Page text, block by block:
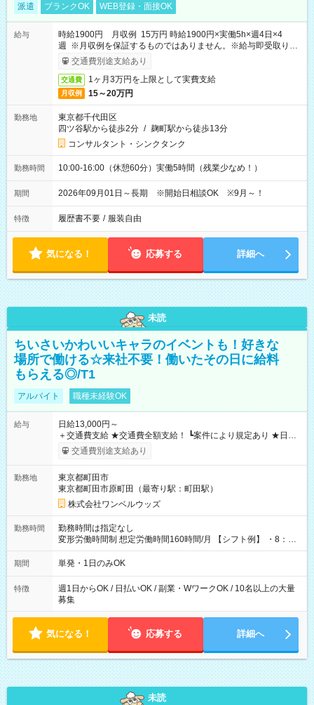
派遣 ブランクOK WEB登録・面接OK
給与
時給1900円 月収例 15万円 時給1900円×実働5h×週4日×4
週 ※月収例を保証するものではありません。※給与即受取りサ
ービス利用可（利用条件有）
交通費別途支給あり
交通費 1ヶ月3万円を上限として実費支給
月収例 15～20万円
勤務地
東京都千代田区
四ツ谷駅から徒歩2分 / 麹町駅から徒歩13分
コンサルタント・シンクタンク
勤務時間 10:00-16:00（休憩60分）実働5時間（残業少なめ！）
期間 2026年09月01日～長期 ※開始日相談OK ※9月～！
特徴 履歴書不要 / 服装自由
気になる！ 応募する 詳細へ
未読
ちいさいかわいいキャラのイベントも！好きな
場所で働ける☆来社不要！働いたその日に給料
もらえる◎/T1
アルバイト 職種未経験OK
給与
日給13,000円～
＋交通費支給 ★交通費全額支給！ ┗案件により規定あり ★日払
いOK！（規定あり） ┗働いたその日に現金GET♪ お仕事後はコ
ンビニATMから 日払い分を引き落とせます！ 【試用期間】試
交通費別途支給あり
勤務地
東京都町田市
東京都町田市原町田（最寄り駅：町田駅）
株式会社ワンベルウッズ
勤務時間
勤務時間は指定なし
変形労働時間制 想定労働時間160時間/月 【シフト例】 ・8：00
～21：00
期間 単発・1日のみOK
特徴
週1日からOK / 日払いOK / 副業・WワークOK / 10名以上の大量
募集
気になる！ 応募する 詳細へ
未読